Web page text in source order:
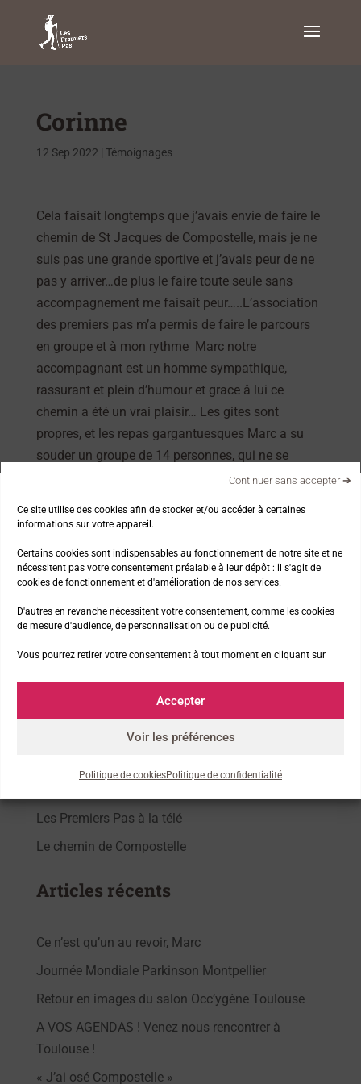
Ce site utilise des cookies afin de stocker et/ou accéder à certaines
informations sur votre appareil.
Certains cookies sont indispensables au fonctionnement de notre site et ne
nécessitent pas votre consentement préalable à leur dépôt : il s'agit de
cookies de fonctionnement et d'amélioration de nos services.
D'autres en revanche nécessitent votre consentement, comme les cookies
de mesure d'audience, de personnalisation ou de publicité.
Vous pourrez retirer votre consentement à tout moment en cliquant sur
Accepter
Continuer sans accepter ➔
Voir les préférences
Politique de cookiesPolitique de confidentialité
Corinne
12 Sep 2022 | Témoignages
Cela faisait longtemps que j’avais envie de faire le
chemin de St Jacques de Compostelle, mais je ne
suis pas une grande sportive et j’avais peur de ne
pas y arriver…de plus le faire toute seule sans
accompagnement me faisait peur…..L’association
des premiers pas m’a permis de faire le parcours
en groupe et à mon rythme Marc notre
accompagnant est un homme sympathique,
rassurant et plein d’humour et grace â lui ce
chemin a été un vrai plaisir… Les gites sont
propres, et les repas gargantuesques Marc a su
souder un groupe de 14 personnes, qui ne se
connaissait pas et nous étions tous bien triste de
avoir réalisé mon rêve…Merci â Marc pour son
prends rdv avec les seconds pas pour l’année
prochaine !
nicolai.corinne@sfr.fr
Nos thématiques
La marche et la nature
Les Premiers Pas à la télé
Le chemin de Compostelle
Articles récents
Ce n’est qu’un au revoir, Marc
Journée Mondiale Parkinson Montpellier
Retour en images du salon Occ’ygène Toulouse
A VOS AGENDAS ! Venez nous rencontrer à
Toulouse !
« J’ai osé Compostelle »